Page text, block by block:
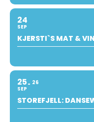
24
SEP
KJERSTI`S MAT &
25
SEP
26
STOREFJELL: